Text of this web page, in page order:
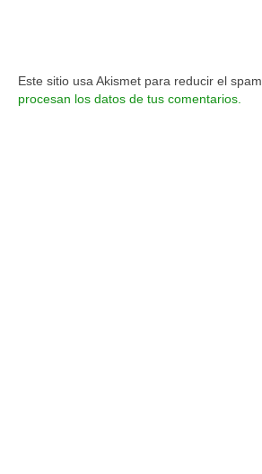
Este sitio usa Akismet para reducir el spam.
procesan los datos de tus comentarios.